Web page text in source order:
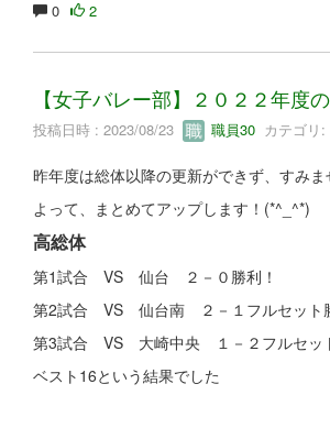
0 2
【女子バレー部】２０２２年度
投稿日時 : 2023/08/23 職員30 カテゴリ:
昨年度は総体以降の更新ができず、すみま
よって、まとめてアップします！(*^_^*)
高総体
第1試合 VS 仙台 ２－０勝利！
第2試合 VS 仙台南 ２－１フルセット
第3試合 VS 大崎中央 １－２フルセット
ベスト16という結果でした